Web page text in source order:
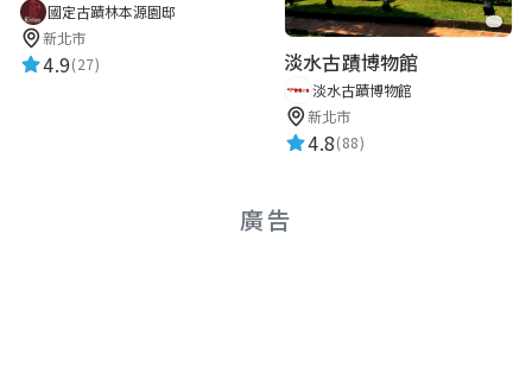
國定古蹟林本源園邸
新北市
4.9(27) 淡水古蹟博物館
淡水古蹟博物館
新北市
4.8(88)
廣告